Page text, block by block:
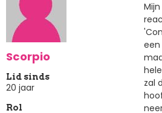
Scorpio
Lid sinds
20 jaar
Rol
zal